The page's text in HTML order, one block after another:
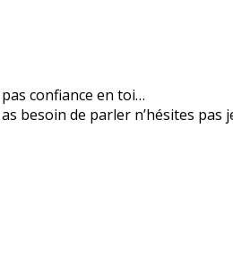
confiance en toi…
besoin de parler n’hésites pas